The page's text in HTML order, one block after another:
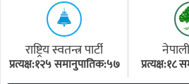
राष्ट्रिय स्वतन्त्र पार्टी
प्रत्यक्ष:१२५ समानुपातिक:५७ प्रत्यक्ष:१८